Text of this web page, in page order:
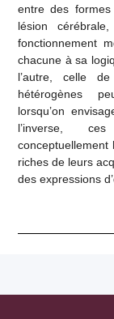
entre des
lésion
fonctionnement
chacune à sa
l’autre, celle
hétérogènes
lorsqu’on
l’inverse,
conceptuellement
riches de leurs
des expressions